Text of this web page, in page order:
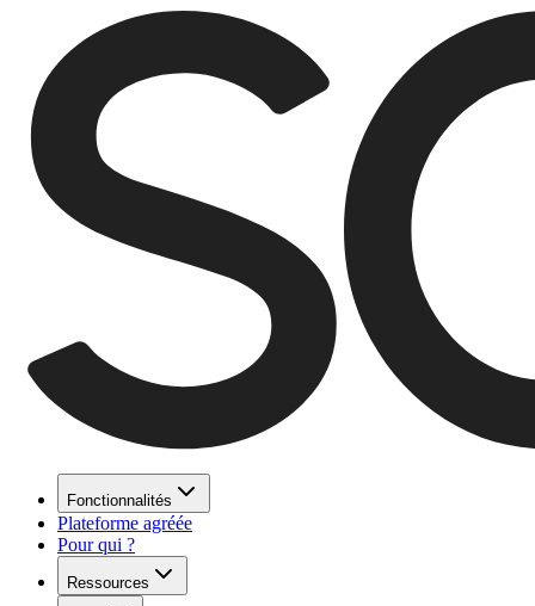
Fonctionnalités
Plateforme agréée
Pour qui ?
Ressources